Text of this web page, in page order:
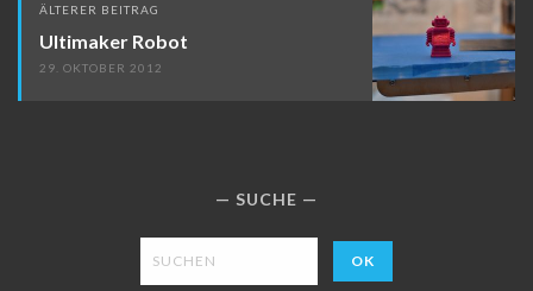
ÄLTERER BEITRAG
Ultimaker Robot
29. OKTOBER 2012
SUCHE